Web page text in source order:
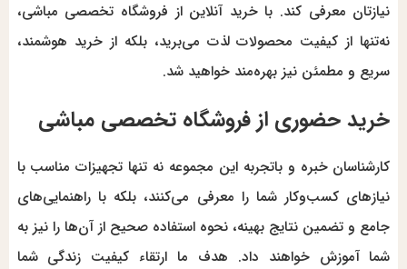
نیازتان معرفی کند. با خرید آنلاین از فروشگاه تخصصی مباشی،
نه‌تنها از کیفیت محصولات لذت می‌برید، بلکه از خرید هوشمند،
سریع و مطمئن نیز بهره‌مند خواهید شد.
خرید حضوری از فروشگاه تخصصی مباشی
کارشناسان خبره و باتجربه این مجموعه نه تنها تجهیزات مناسب با
نیازهای کسب‌وکار شما را معرفی می‌کنند، بلکه با راهنمایی‌های
جامع و تضمین نتایج بهینه، نحوه استفاده صحیح از آن‌ها را نیز به
شما آموزش خواهند داد. هدف ما ارتقاء کیفیت زندگی شما